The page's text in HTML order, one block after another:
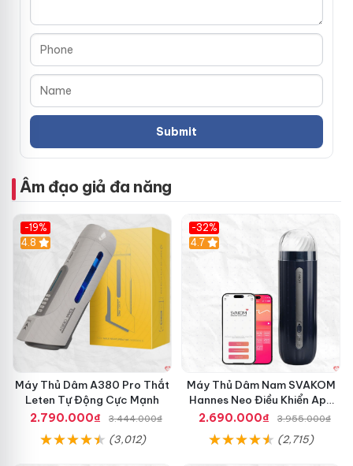
✨ Kích thước: 30,5cm x 10,3cm với ruột âm đạo
14,5cm x 9,3cm
✨ Pin sạc Lithium tiện lợi, sạc USB nhanh chóng trong 2
✨ Thời gian sử dụng kéo dài đến 2,5 giờ đáp ứng tốt nhu
cầu giải tỏa liên tục
✨ Thiết kế chống thấm nước 100% dễ dàng vệ sinh sau
khi dùng
✨ Điều khiển thông minh dễ dàng thao tác cùng bảng
nút tiện lợi
Âm đạo giả đa năng
-19%
Hot
4.8
Máy Thủ Dâm A380 Pro Thắt
Leten Tự Động Cực Mạnh
2.790.000₫
3.444.000₫
(3,012)
-32%
Hot
4.7
Máy Thủ Dâm Nam SVAKOM
Hannes Neo Điều Khiển App
Kích Thích
2.690.000₫ 3.955.000₫
(2,715)